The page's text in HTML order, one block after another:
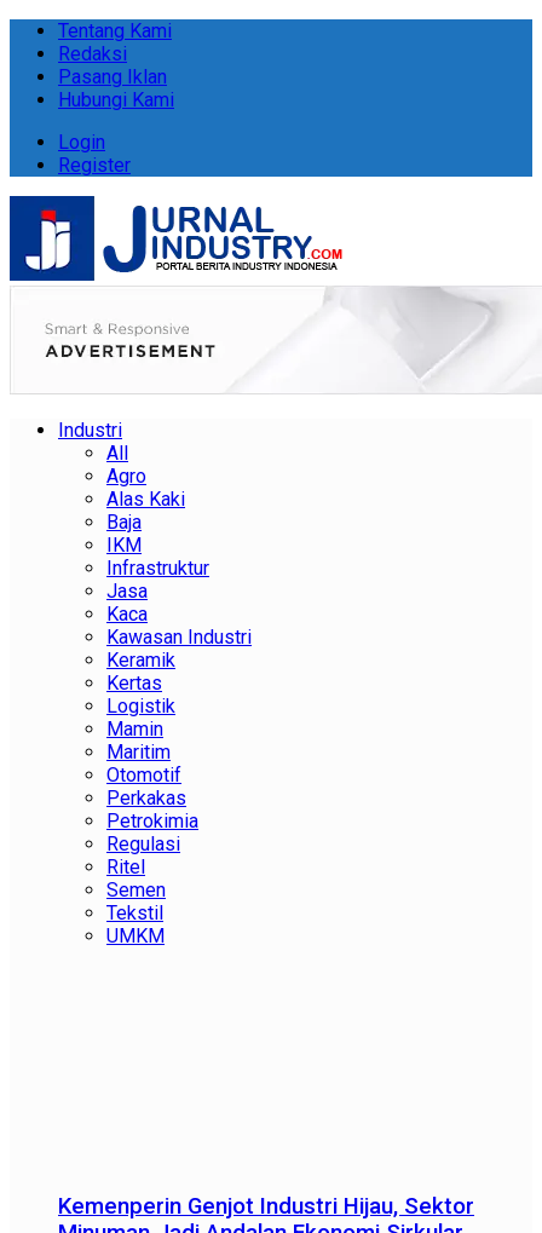
Tentang Kami
Redaksi
Pasang Iklan
Hubungi Kami
Login
Register
Industri
All
Agro
Alas Kaki
Baja
IKM
Infrastruktur
Jasa
Kaca
Kawasan Industri
Keramik
Kertas
Logistik
Mamin
Maritim
Otomotif
Perkakas
Petrokimia
Regulasi
Ritel
Semen
Tekstil
UMKM
Kemenperin Genjot Industri Hijau, Sektor